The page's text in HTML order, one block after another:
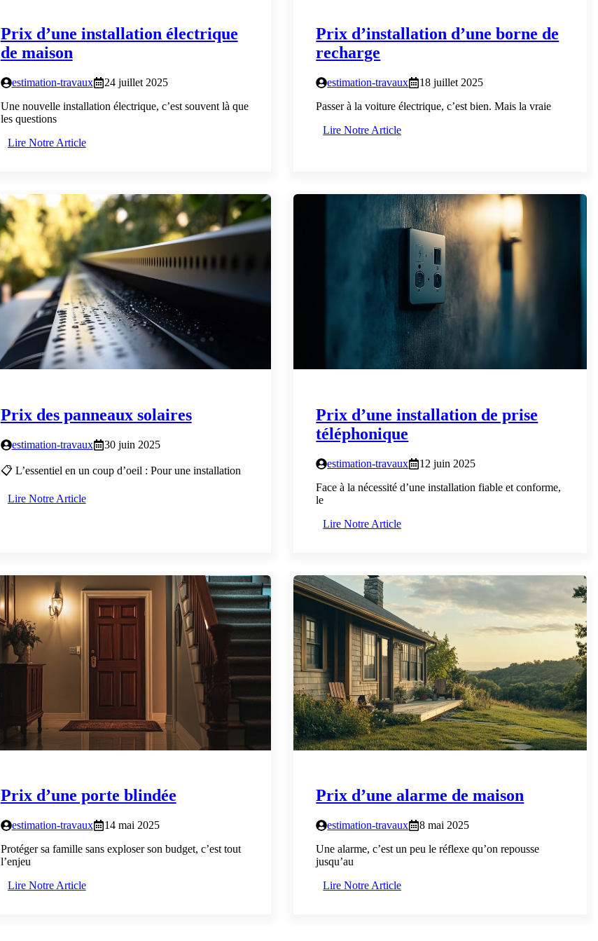
Prix d’une installation électrique
de maison
estimation-travaux
24 juillet 2025
Une nouvelle installation électrique, c’est souvent là que
les questions
Lire Notre Article
Prix d’installation d’une borne de
recharge
estimation-travaux
18 juillet 2025
Passer à la voiture électrique, c’est bien. Mais la vraie
Lire Notre Article
Prix des panneaux solaires
estimation-travaux 30 juin 2025
📋 L’essentiel en un coup d’oeil : Pour une installation
Lire Notre Article
Prix d’une installation de prise
téléphonique
estimation-travaux
12 juin 2025
Face à la nécessité d’une installation fiable et conforme,
le
Lire Notre Article
Prix d’une porte blindée
estimation-travaux
14 mai 2025
Protéger sa famille sans exploser son budget, c’est tout
l’enjeu
Lire Notre Article
Prix d’une alarme de maison
estimation-travaux
8 mai 2025
Une alarme, c’est un peu le réflexe qu’on repousse
jusqu’au
Lire Notre Article